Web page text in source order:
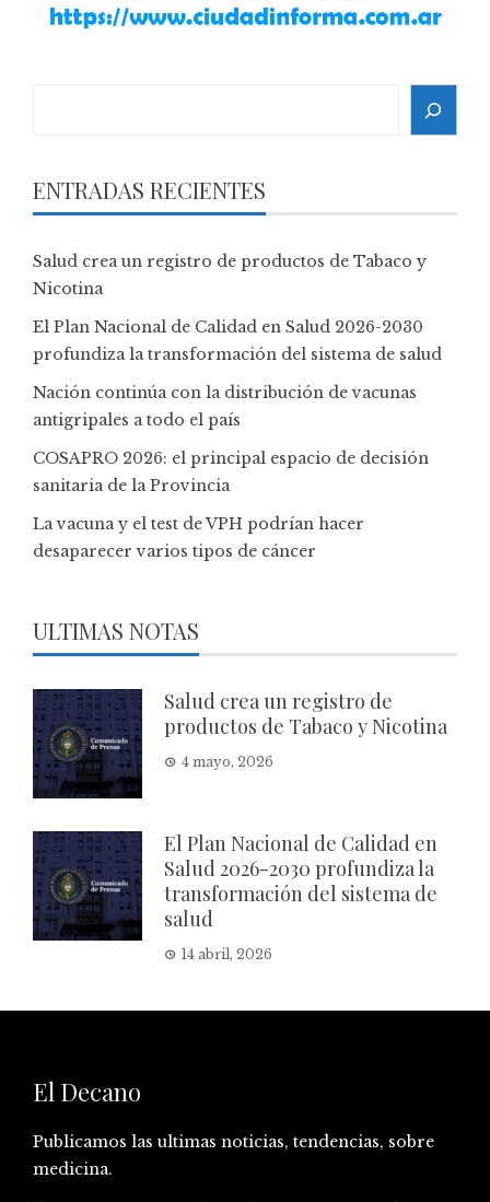
ENTRADAS RECIENTES
Salud crea un registro de productos de Tabaco y
Nicotina
El Plan Nacional de Calidad en Salud 2026-2030
profundiza la transformación del sistema de salud
Nación continúa con la distribución de vacunas
antigripales a todo el país
COSAPRO 2026: el principal espacio de decisión
sanitaria de la Provincia
La vacuna y el test de VPH podrían hacer
desaparecer varios tipos de cáncer
ULTIMAS NOTAS
Salud crea un registro de
productos de Tabaco y Nicotina
4 mayo, 2026
El Plan Nacional de Calidad en
Salud 2026-2030 profundiza la
transformación del sistema de
salud
14 abril, 2026
El Decano
Publicamos las ultimas noticias, tendencias, sobre
medicina.